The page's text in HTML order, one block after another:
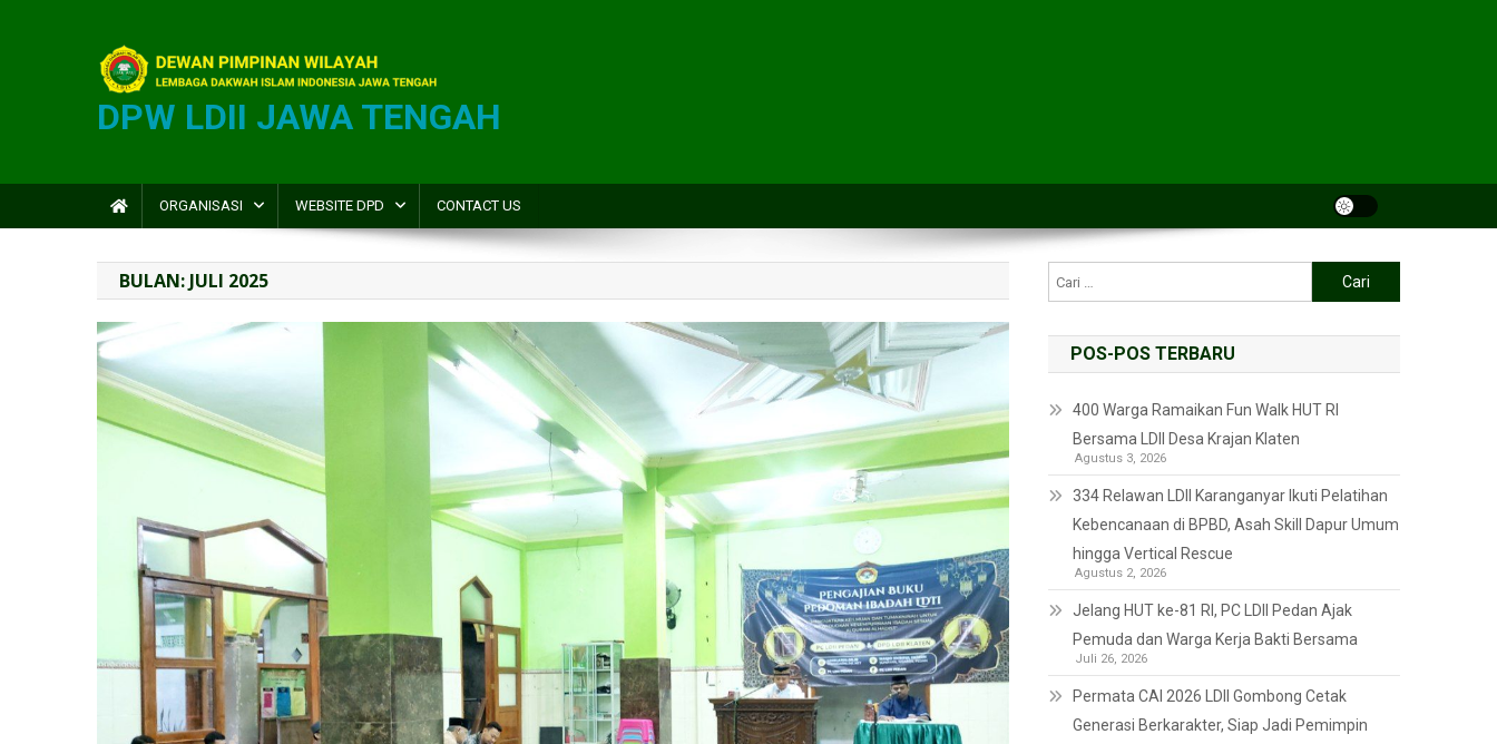
DPW LDII JAWA TENGAH
ORGANISASI WEBSITE DPD CONTACT US
BULAN: JULI 2025
POS-POS TERBARU
400 Warga Ramaikan Fun Walk HUT RI
Bersama LDII Desa Krajan Klaten
Agustus 3, 2026
334 Relawan LDII Karanganyar Ikuti Pelatihan
Kebencanaan di BPBD, Asah Skill Dapur Umum
hingga Vertical Rescue
Agustus 2, 2026
Jelang HUT ke-81 RI, PC LDII Pedan Ajak
Pemuda dan Warga Kerja Bakti Bersama
Juli 26, 2026
Permata CAI 2026 LDII Gombong Cetak
Generasi Berkarakter, Siap Jadi Pemimpin